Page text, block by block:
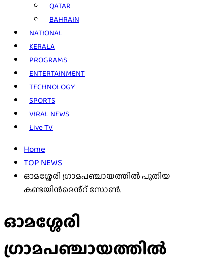
QATAR
BAHRAIN
NATIONAL
KERALA
PROGRAMS
ENTERTAINMENT
TECHNOLOGY
SPORTS
VIRAL NEWS
Live TV
Home
TOP NEWS
ഓമശ്ശേരി ഗ്രാമപഞ്ചായത്തിൽ പുതിയ
കണ്ടയിൻമെൻ്റ് സോൺ.
ഓമശ്ശേരി
ഗ്രാമപഞ്ചായത്തിൽ